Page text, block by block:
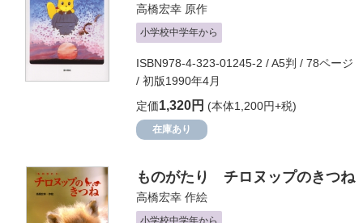
高橋宏幸 原作
小学校中学年から
ISBN978-4-323-01245-2 / A5判 / 78ページ
/ 初版1990年4月
定価1,320円 (本体1,200円+税)
在庫あり
ものがたり チロヌップのきつね
高橋宏幸 作絵
小学校中学年から